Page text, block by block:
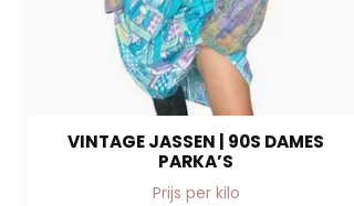
VINTAGE JASSEN | 90S DAMES
PARKA’S
Prijs per kilo